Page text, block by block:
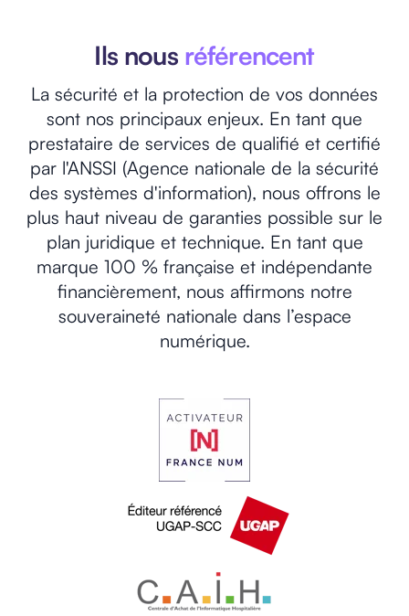
Ils nous référencent
La sécurité et la protection de vos données
sont nos principaux enjeux. En tant que
prestataire de services de qualifié et certifié
par l'ANSSI (Agence nationale de la sécurité
des systèmes d'information), nous offrons le
plus haut niveau de garanties possible sur le
plan juridique et technique. En tant que
marque 100 % française et indépendante
financièrement, nous affirmons notre
souveraineté nationale dans l’espace
numérique.